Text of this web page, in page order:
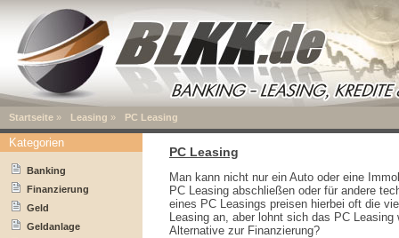
Startseite » Leasing » PC Leasing
PC Leasing
Man kann nicht nur ein Auto oder eine
PC Leasing abschließen oder für andere
eines PC Leasings preisen hierbei oft die
Leasing an, aber lohnt sich das PC
Alternative zur Finanzierung?
Kategorien
Banking
Finanzierung
Geld
Geldanlage